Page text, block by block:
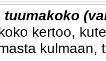
tuumakoko
kertoo,
kulmaan,